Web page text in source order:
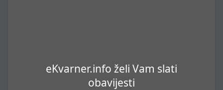
eKvarner.info želi Vam slati
obavijesti